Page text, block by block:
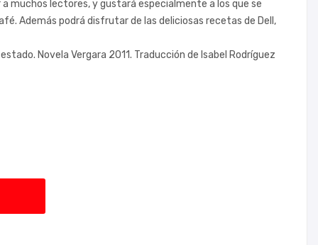
muchos lectores, y gustará especialmente a los que se
Además podrá disfrutar de las deliciosas recetas de Dell,
Novela Vergara 2011. Traducción de Isabel Rodríguez